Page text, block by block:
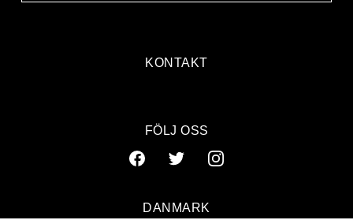
KONTAKT
FÖLJ OSS
DANMARK